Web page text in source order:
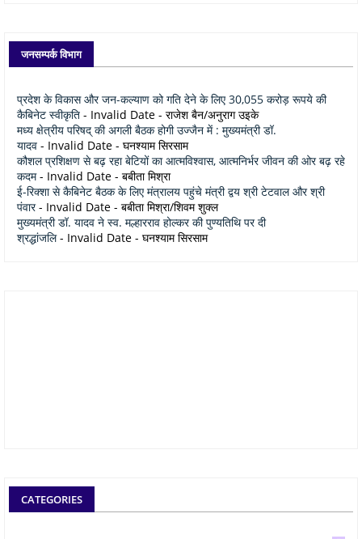
जनसम्पर्क विभाग
प्रदेश के विकास और जन-कल्याण को गति देने के लिए 30,055 करोड़ रूपये की
कैबिनेट स्वीकृति - Invalid Date - राजेश बैन/अनुराग उइके
मध्य क्षेत्रीय परिषद् की अगली बैठक होगी उज्जैन में : मुख्यमंत्री डॉ.
यादव - Invalid Date - घनश्याम सिरसाम
कौशल प्रशिक्षण से बढ़ रहा बेटियों का आत्मविश्वास, आत्मनिर्भर जीवन की ओर बढ़ रहे
कदम- Invalid Date - बबीता मिश्रा
ई-रिक्शा से कैबिनेट बैठक के लिए मंत्रालय पहुंचे मंत्री द्वय श्री टेटवाल और श्री
पंवार- Invalid Date - बबीता मिश्रा/शिवम शुक्ल
मुख्यमंत्री डॉ. यादव ने स्व. मल्हारराव होल्कर की पुण्यतिथि पर दी
श्रद्धांजलि- Invalid Date - घनश्याम सिरसाम
CATEGORIES